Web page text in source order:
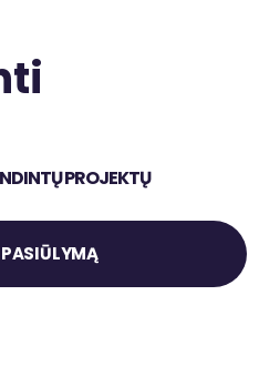
PROJEKTŲ